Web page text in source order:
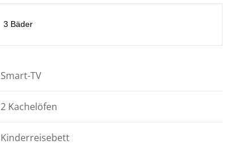
3 Bäder
Smart-TV
2 Kachelöfen
Kinderreisebett